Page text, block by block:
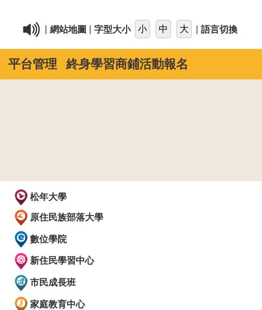
網站地圖 字型大小 語言切換
平台管理 終身學習商鋪活動報名
松年大學
原住民族部落大學
數位學院
新住民學習中心
市民成長班
家庭教育中心